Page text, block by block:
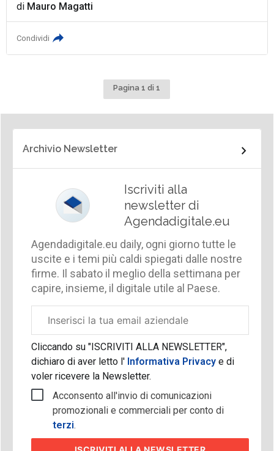
di Mauro Magatti
Condividi
Pagina 1 di 1
Archivio Newsletter
Iscriviti alla
newsletter di
Agendadigitale.eu
Agendadigitale.eu daily, ogni giorno tutte le
uscite e i temi più caldi spiegati dalle nostre
firme. Il sabato il meglio della settimana per
capire, insieme, il digitale utile al Paese.
aziendale
Cliccando su "ISCRIVITI ALLA NEWSLETTER",
dichiaro di aver letto l'Informativa Privacy e di
voler ricevere la Newsletter.
Acconsento all'invio di comunicazioni
promozionali e commerciali per conto di
terzi.